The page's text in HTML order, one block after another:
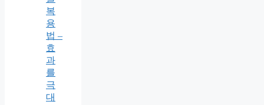
복
용
법 –
효
과
를
극
대